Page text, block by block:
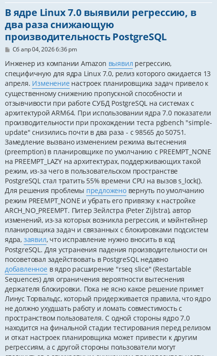
В ядре Linux 7.0 выявили регрессию, в
два раза снижающую
производительность PostgreSQL
С
о
щ
е
н
и
е
Сб апр 04, 2026 6:36 pm
Инженер из компании Amazon выявил регрессию,
специфичную для ядра Linux 7.0, релиз которого ожидается 13
апреля. Изменение настроек планировщика задач привело к
существенному снижению пропускной способности и
отзывчивости при работе СУБД PostgreSQL на системах с
архитектурой ARM64. При использовании ядра 7.0 показатели
производительности при прохождении теста pgbench "simple-
update" снизились почти в два раза - с 98565 до 50751.
Замедление вызвано изменением режима вытеснения
(preemption) в планировщике по умолчанию с PREEMPT_NONE
на PREEMPT_LAZY на архитектурах, поддерживающих такой
режим, из-за чего в пользовательском пространстве
PostgreSQL стал тратить 55% времени CPU на вызов s_lock().
Для решения проблемы предложеновернуть по умолчанию
режим PREEMPT_NONE и убрать его привязку к настройке
ARCH_NO_PREEMPT. Питер Зейлстра (Peter Zijlstra), автор
изменений, из-за которых возникла регрессия, и мэйнтейнер
планировщика задач и связанных с блокировками подсистем
ядра, заявил, что исправление нужно вносить в код
PostgreSQL. Для устранения падения производительности он
посоветовал задействовать в PostgreSQL недавно
добавленное в ядро расширение "rseq slice" (Restartable
Sequences) для ограничения вероятности вытеснения
держателя блокировки. Пока не ясно какое решение примет
Линус Торвальдс, который придерживается правила, что ядро
не должно ухудшать работу и ломать совместимость с
пространством пользователя. С одной стороны ядро 7.0
находится на финальной стадии тестирования перед релизом
и откат настроек планировщика может привести к другим
регрессиям, а с другой стороны пользователи могут